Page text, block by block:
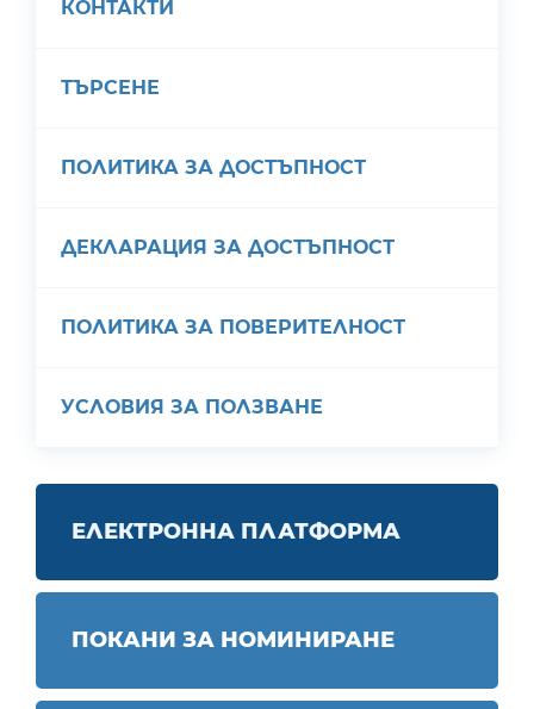
КОНТАКТИ
ТЪРСЕНЕ
ПОЛИТИКА ЗА ДОСТЪПНОСТ
ДЕКЛАРАЦИЯ ЗА ДОСТЪПНОСТ
ПОЛИТИКА ЗА ПОВЕРИТЕЛНОСТ
УСЛОВИЯ ЗА ПОЛЗВАНЕ
ЕЛЕКТРОННА ПЛАТФОРМА
ПОКАНИ ЗА НОМИНИРАНЕ